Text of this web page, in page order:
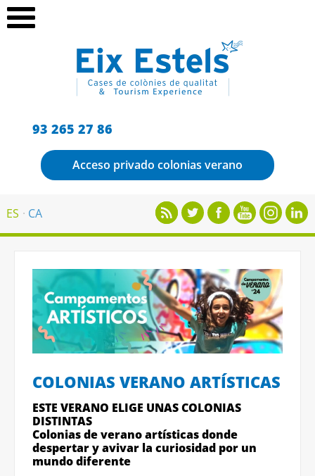
93 265 27 86
Acceso privado colonias verano
ES CA
COLONIAS VERANO ARTÍSTICAS
ESTE VERANO ELIGE UNAS COLONIAS
DISTINTAS
Colonias de verano artísticas donde
despertar y avivar la curiosidad por un
mundo diferente